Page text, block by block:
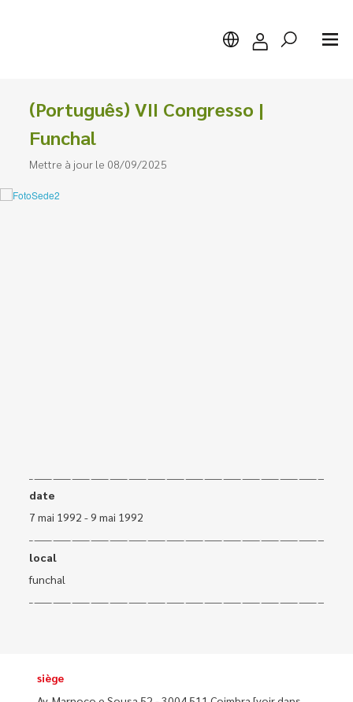
Chercher
(Português) VII Congresso |
Funchal
Mettre à jour le 08/09/2025
date
7 mai 1992 - 9 mai 1992
local
funchal
siège